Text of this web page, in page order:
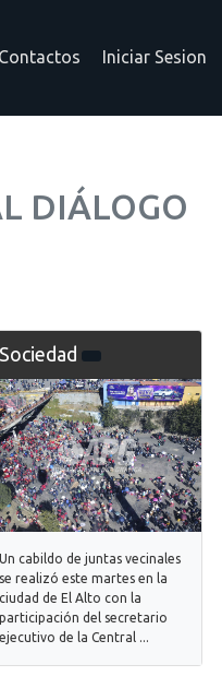
Contactos Iniciar Sesion
DIÁLOGO
Sociedad
Un cabildo de juntas vecinales
se realizó este martes en la
ciudad de El Alto con la
participación del secretario
ejecutivo de la Central ...